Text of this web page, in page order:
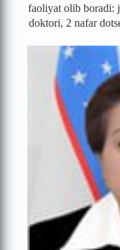
faoliyat olib boradi:
doktori, 2 nafar